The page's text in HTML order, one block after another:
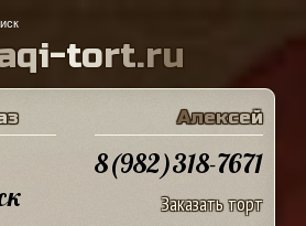
qi-tort.ru
з Алексей
8(982)318-7671
Заказать торт